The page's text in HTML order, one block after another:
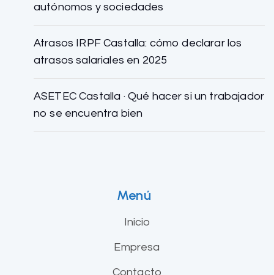
autónomos y sociedades
Atrasos IRPF Castalla: cómo declarar los
atrasos salariales en 2025
ASETEC Castalla · Qué hacer si un trabajador
no se encuentra bien
Menú
Inicio
Empresa
Contacto